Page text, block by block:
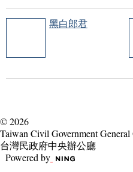
黑白郎君
© 2026
Taiwan Civil Government
台灣民政府中央辦公廳
Powered by